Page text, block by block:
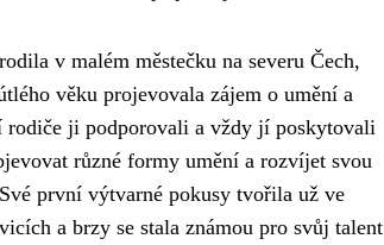
v malém městečku na severu Čech,
věku projevovala zájem o umění a
rodiče ji podporovali a vždy jí poskytovali
různé formy umění a rozvíjet svou
první výtvarné pokusy tvořila už ve
a brzy se stala známou pro svůj talent